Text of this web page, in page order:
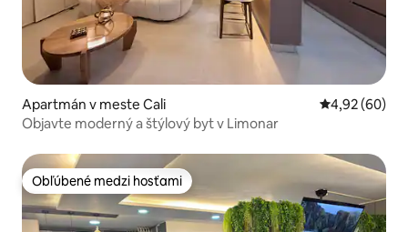
Apartmán v meste Cali Priemerné
4,92 (60)
Objavte moderný a štýlový byt v Limonar
Obľúbené medzi hosťami
Obľúbené medzi hosťami